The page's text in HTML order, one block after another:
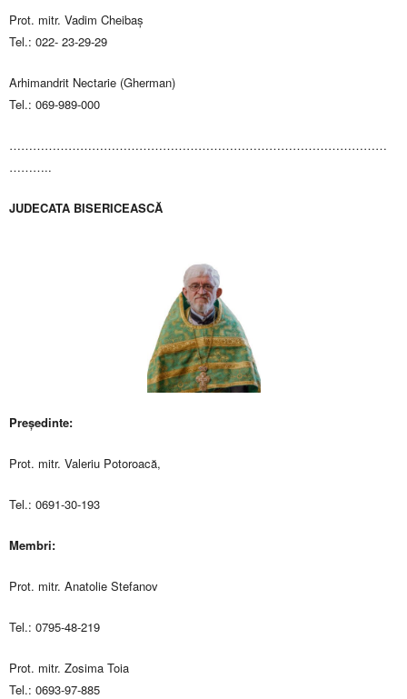
Prot. mitr. Vadim Cheibaș
Tel.: 022- 23-29-29
Arhimandrit Nectarie (Gherman)
Tel.: 069-989-000
……………………………………………………………………………………
………..
JUDECATA BISERICEASCĂ
Preşedinte:
Prot. mitr. Valeriu Potoroacă,
Tel.: 0691-30-193
Membri:
Prot. mitr. Anatolie Stefanov
Tel.: 0795-48-219
Prot. mitr. Zosima Toia
Tel.: 0693-97-885